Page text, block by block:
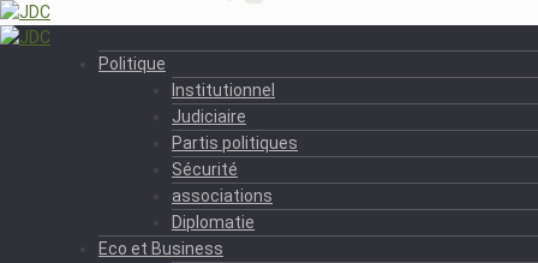
Politique
Institutionnel
Judiciaire
Partis politiques
Sécurité
associations
Diplomatie
Eco et Business